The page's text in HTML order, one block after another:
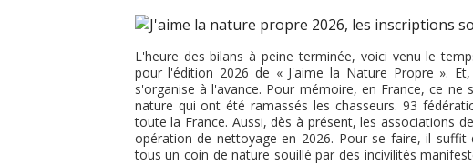
L'heure des bilans à peine terminée, voici venu le
pour l'édition 2026 de « J'aime la Nature Propre ».
s'organise à l'avance. Pour mémoire, en France, ce
nature qui ont été ramassés les chasseurs. 93
toute la France. Aussi, dès à présent, les associations
opération de nettoyage en 2026. Pour se faire, il suffit
tous un coin de nature souillé par des incivilités